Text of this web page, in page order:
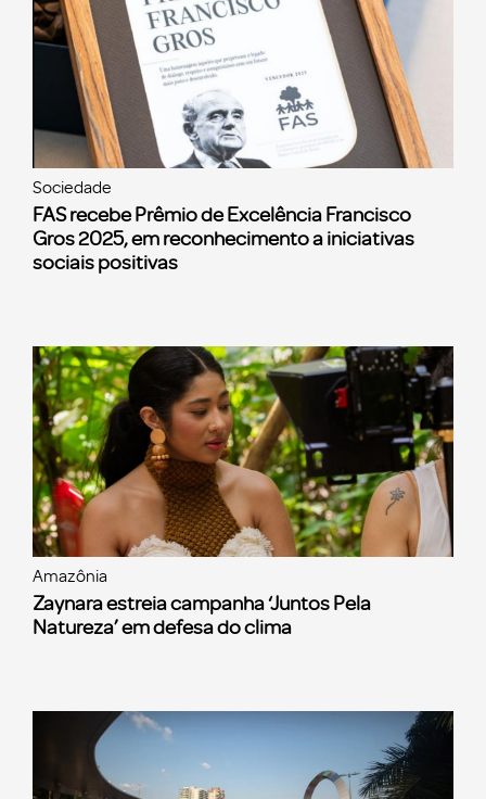
Sociedade
FAS recebe Prêmio de Excelência Francisco
Gros 2025, em reconhecimento a iniciativas
sociais positivas
Amazônia
Zaynara estreia campanha ‘Juntos Pela
Natureza’ em defesa do clima